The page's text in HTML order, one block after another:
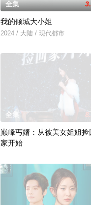
全集
我的倾城大小姐
2024 / 大陆 / 现代都市
全集
巅峰丐婿：从被美女姐姐捡
家开始